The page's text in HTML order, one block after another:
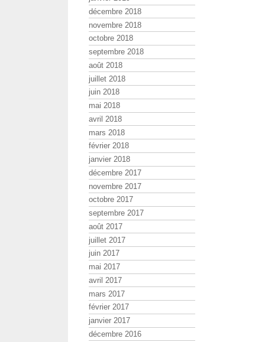
décembre 2018
novembre 2018
octobre 2018
septembre 2018
août 2018
juillet 2018
juin 2018
mai 2018
avril 2018
mars 2018
février 2018
janvier 2018
décembre 2017
novembre 2017
octobre 2017
septembre 2017
août 2017
juillet 2017
juin 2017
mai 2017
avril 2017
mars 2017
février 2017
janvier 2017
décembre 2016